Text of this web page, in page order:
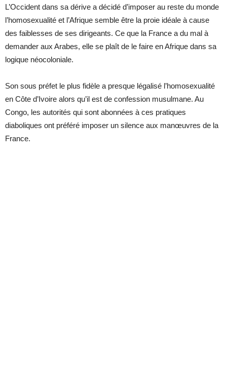
L’Occident dans sa dérive a décidé d’imposer au reste du monde
l’homosexualité et l’Afrique semble être la proie idéale à cause
des faiblesses de ses dirigeants. Ce que la France a du mal à
demander aux Arabes, elle se plaît de le faire en Afrique dans sa
logique néocoloniale.
Son sous préfet le plus fidèle a presque légalisé l’homosexualité
en Côte d’Ivoire alors qu’il est de confession musulmane. Au
Congo, les autorités qui sont abonnées à ces pratiques
diaboliques ont préféré imposer un silence aux manœuvres de la
France.